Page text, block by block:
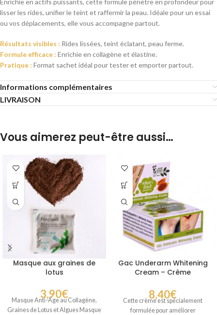
Enrichie en actifs puissants, cette formule pénètre en profondeur pour
lisser les rides, unifier le teint et raffermir la peau. Idéale pour un essai
ou vos déplacements, elle vous accompagne partout.
Résultats visibles : Rides lissées, teint éclatant, peau ferme.
Formule efficace : Enrichie en collagène et élastine.
Pratique : Format sachet idéal pour tester et emporter partout.
Informations complémentaires
LIVRAISON
Vous aimerez peut-être aussi…
Masque aux graines de
lotus
3,90€
Masque Anti-Âge au Collagène,
Graines de Lotus et Algues Masque
Gac Underarm Whitening
Cream – Crème
aisselles
8,40€
Cette crème est spécialement
formulée pour améliorer